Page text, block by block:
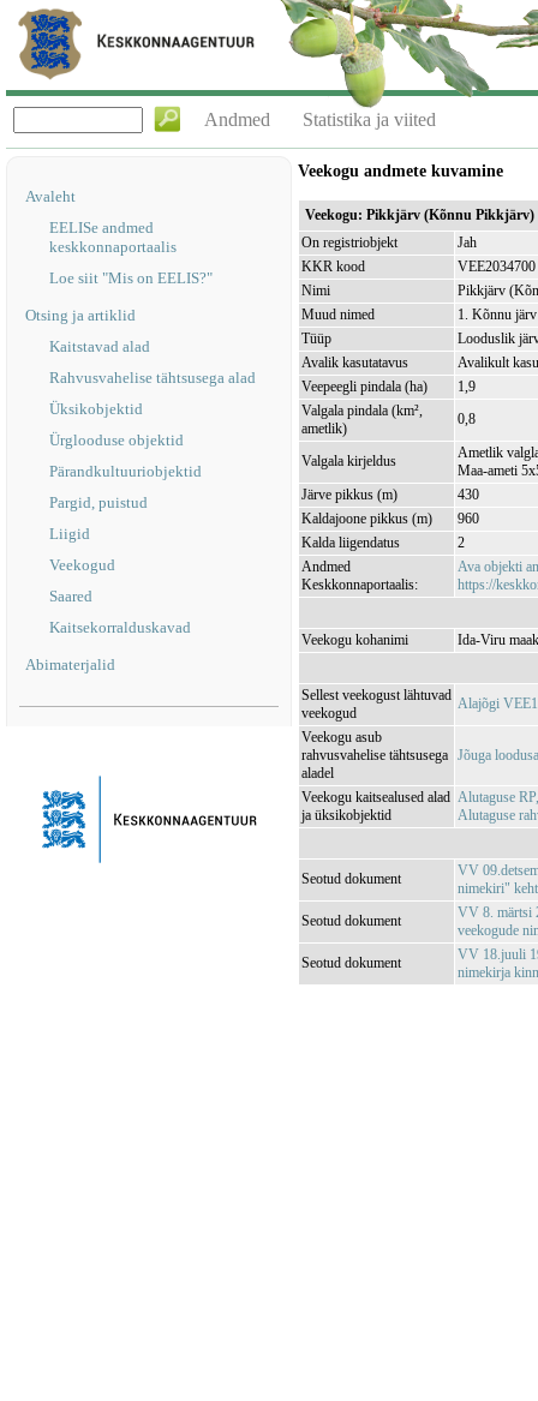
Andmed Statistika ja viited
Avaleht
EELISe andmed
keskkonnaportaalis
Loe siit "Mis on EELIS?"
Otsing ja artiklid
Kaitstavad alad
Rahvusvahelise tähtsusega alad
Üksikobjektid
Ürglooduse objektid
Pärandkultuuriobjektid
Pargid, puistud
Liigid
Veekogud
Saared
Kaitsekorralduskavad
Abimaterjalid
Veekogu andmete kuvamine
Veekogu: Pikkjärv (Kõnnu Pikkjärv)
On registriobjekt
Jah
KKR kood
VEE2034700
Nimi
Pikkjärv
Muud nimed
1. Kõnnu järv
Tüüp
Looduslik
Avalik kasutatavus
Avalikult
Veepeegli pindala (ha)
1,9
Valgala pindala (km²,
ametlik)
0,8
Valgala kirjeldus
Ametlik
Maa-ameti
Järve pikkus (m)
430
Kaldajoone pikkus (m)
960
Kalda liigendatus
2
Andmed
Keskkonnaportaalis:
Ava objekti
https://
Veekogu kohanimi Ida-Viru
Sellest veekogust lähtuvad
veekogud
Alajõgi
Veekogu asub
rahvusvahelise tähtsusega
aladel
Jõuga
Veekogu kaitsealused alad
ja üksikobjektid
Alutaguse
Alutaguse
Seotud dokument
VV
nimekiri"
Seotud dokument
VV 8. märtsi
veekogude
Seotud dokument
VV 18.juuli
nimekirja